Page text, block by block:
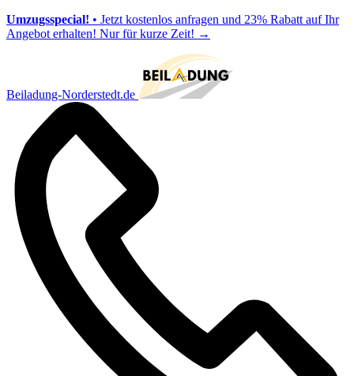
Umzugsspecial! • Jetzt kostenlos anfragen und 23% Rabatt auf Ihr
Angebot erhalten! Nur für kurze Zeit! →
Beiladung-Norderstedt.de